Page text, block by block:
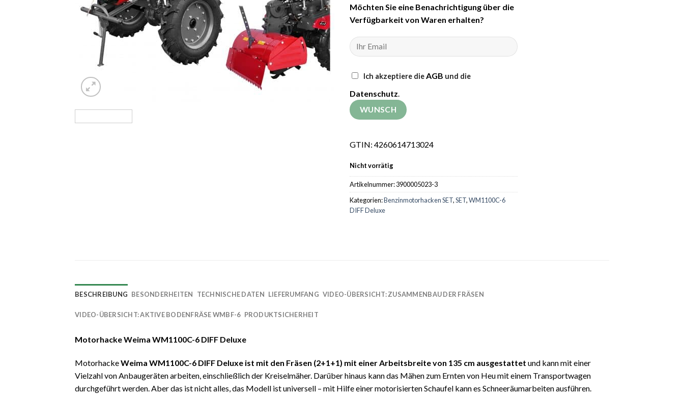
Möchten Sie eine Benachrichtigung über die
Verfügbarkeit von Waren erhalten?
Ich akzeptiere dieAGB und die
Datenschutz.
GTIN: 4260614713024
Nicht vorrätig
Artikelnummer:3900005023-3
Kategorien:Benzinmotorhacken SET,SET,WM1100C-6
DIFF Deluxe
BESCHREIBUNG BESONDERHEITEN TECHNISCHE DATEN LIEFERUMFANG VIDEO-ÜBERSICHT: ZUSAMMENBAU DER FRÄSEN
VIDEO-ÜBERSICHT: AKTIVE BODENFRÄSE WMBF-6 PRODUKTSICHERHEIT
Motorhacke Weima WM1100C-6 DIFF Deluxe
MotorhackeWeima WM1100C-6 DIFF Deluxe ist mit den Fräsen (2+1+1) mit einer Arbeitsbreite von 135 cm ausgestattet und kann mit einer
Vielzahl von Anbaugeräten arbeiten, einschließlich der Kreiselmäher. Darüber hinaus kann das Mähen zum Ernten von Heu mit einem Transportwagen
durchgeführt werden. Aber das ist nicht alles, das Modell ist universell – mit Hilfe einer motorisierten Schaufel kann es Schneeräumarbeiten ausführen.